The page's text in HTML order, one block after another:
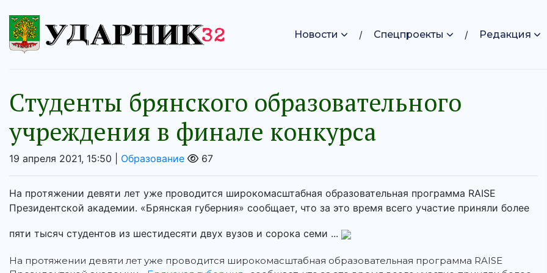
Новости Спецпроекты Редакция
Студенты брянского образовательного
учреждения в финале конкурса
19 апреля 2021, 15:50 | Образование 67
На протяжении девяти лет уже проводится широкомасштабная образовательная программа RAISE
Президентской академии. «Брянская губерния» сообщает, что за это время всего участие приняли более
пяти тысяч студентов из шестидесяти двух вузов и сорока семи ...
На протяжении девяти лет уже проводится широкомасштабная образовательная программа RAISE